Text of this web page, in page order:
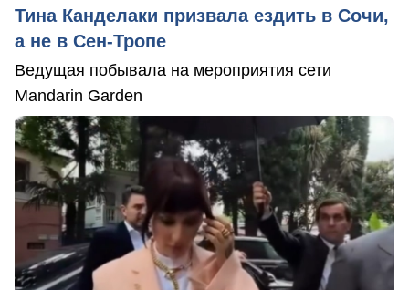
Тина Канделаки призвала ездить в Сочи,
а не в Сен-Тропе
Ведущая побывала на мероприятия сети
Mandarin Garden